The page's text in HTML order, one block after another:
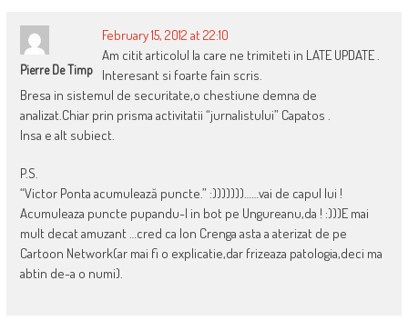
Pierre De Timp
February 15, 2012 at 22:10
Am citit articolul la care ne trimiteti in LATE UPDATE .
Interesant si foarte fain scris.
Bresa in sistemul de securitate,o chestiune demna de
analizat.Chiar prin prisma activitatii “jurnalistului” Capatos .
Insa e alt subiect.
P.S.
“Victor Ponta acumulează puncte.” :)))))))……vai de capul lui !
Acumuleaza puncte pupandu-l in bot pe Ungureanu,da ! :)))E mai
mult decat amuzant …cred ca Ion Crenga asta a aterizat de pe
Cartoon Network(ar mai fi o explicatie,dar frizeaza patologia,deci ma
abtin de-a o numi).